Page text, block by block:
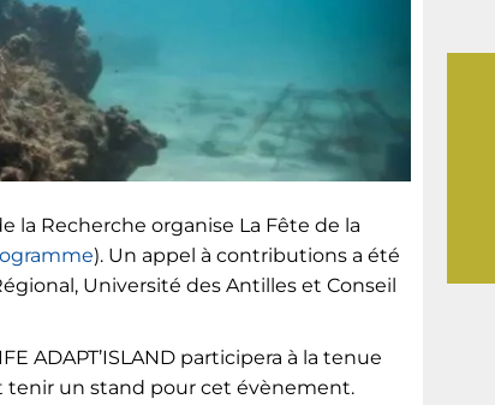
la Recherche organise La Fête de la
). Un appel à contributions a été
Université des Antilles et Conseil
ADAPT’ISLAND participera à la tenue
tenir un stand pour cet évènement.